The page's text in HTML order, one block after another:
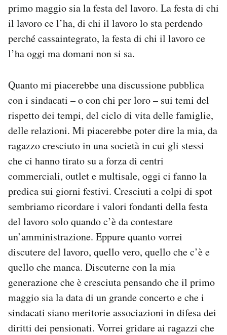
primo maggio sia la festa del lavoro. La festa di chi
il lavoro ce l’ha, di chi il lavoro lo sta perdendo
perché cassaintegrato, la festa di chi il lavoro ce
l’ha oggi ma domani non si sa.
Quanto mi piacerebbe una discussione pubblica
con i sindacati – o con chi per loro – sui temi del
rispetto dei tempi, del ciclo di vita delle famiglie,
delle relazioni. Mi piacerebbe poter dire la mia, da
ragazzo cresciuto in una società in cui gli stessi
che ci hanno tirato su a forza di centri
commerciali, outlet e multisale, oggi ci fanno la
predica sui giorni festivi. Cresciuti a colpi di spot
sembriamo ricordare i valori fondanti della festa
del lavoro solo quando c’è da contestare
un’amministrazione. Eppure quanto vorrei
discutere del lavoro, quello vero, quello che c’è e
quello che manca. Discuterne con la mia
generazione che è cresciuta pensando che il primo
maggio sia la data di un grande concerto e che i
sindacati siano meritorie associazioni in difesa dei
diritti dei pensionati. Vorrei gridare ai ragazzi che